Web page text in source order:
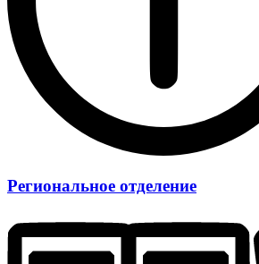
Региональное отделение